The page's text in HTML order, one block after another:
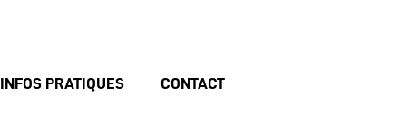
INFOS PRATIQUES CONTACT